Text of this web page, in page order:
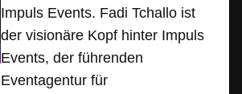
Impuls Events. Fadi Tchallo ist
der visionäre Kopf hinter Impuls
Events, der führenden
Eventagentur für